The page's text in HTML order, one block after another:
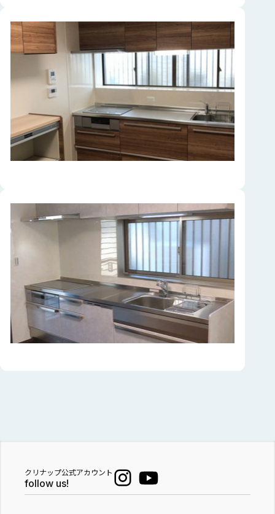
クリナップ公式アカウント
follow us!